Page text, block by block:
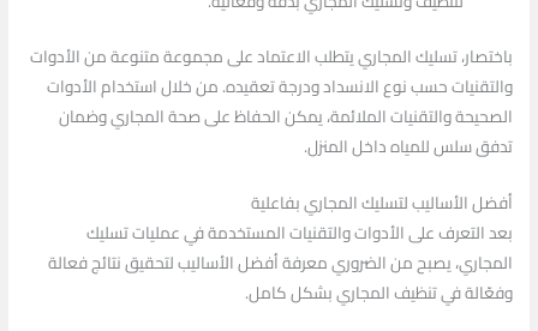
باختصار، تسليك المجاري يتطلب الاعتماد على مجموعة متنوعة من الأدوات
والتقنيات حسب نوع الانسداد ودرجة تعقيده. من خلال استخدام الأدوات
الصحيحة والتقنيات الملائمة، يمكن الحفاظ على صحة المجاري وضمان
تدفق سلس للمياه داخل المنزل.
أفضل الأساليب لتسليك المجاري بفاعلية
بعد التعرف على الأدوات والتقنيات المستخدمة في عمليات تسليك
المجاري، يصبح من الضروري معرفة أفضل الأساليب لتحقيق نتائج فعالة
وفعّالة في تنظيف المجاري بشكل كامل.